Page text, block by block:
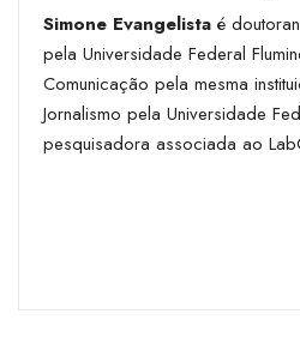
Simone Evangelista é
pela Universidade Federal
Comunicação pela mesma
Jornalismo pela Universidade
pesquisadora associada ao